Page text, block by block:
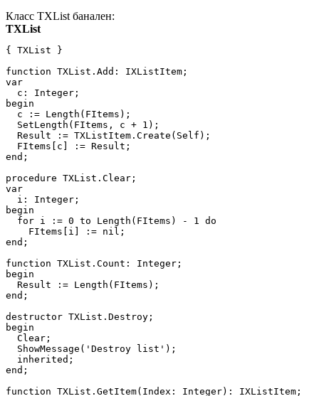
Класс TXList банален:
TXList
{ TXList }
function TXList.Add: IXListItem;
var
  c: Integer;
begin
  c := Length(FItems);
  SetLength(FItems, c + 1);
  Result := TXListItem.Create(Self);
  FItems[c] := Result;
end;
procedure TXList.Clear;
var
  i: Integer;
begin
  for i := 0 to Length(FItems) - 1 do
    FItems[i] := nil;
end;
function TXList.Count: Integer;
begin
  Result := Length(FItems);
end;
destructor TXList.Destroy;
begin
  Clear;
  ShowMessage('Destroy list');
  inherited;
end;
function TXList.GetItem(Index: Integer): IXListItem;